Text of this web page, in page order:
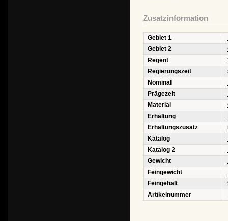
Zusatzinformation
Gebiet 1
Gebiet 2
Regent
Regierungszeit
Nominal
Prägezeit
Material
Erhaltung
Erhaltungszusatz
Katalog
Katalog 2
Gewicht
Feingewicht
Feingehalt
Artikelnummer